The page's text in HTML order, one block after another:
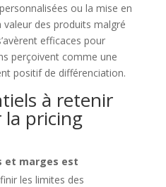
ou la mise en
des produits malgré
efficaces pour
perçoivent comme une
positif de différenciation.
à retenir
pricing
et marges est
les limites des